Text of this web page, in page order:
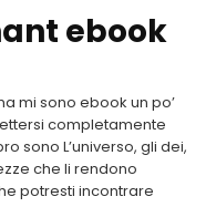
ebook
mi sono ebook un po’
completamente
sono L’universo, gli dei,
che li rendono
potresti incontrare